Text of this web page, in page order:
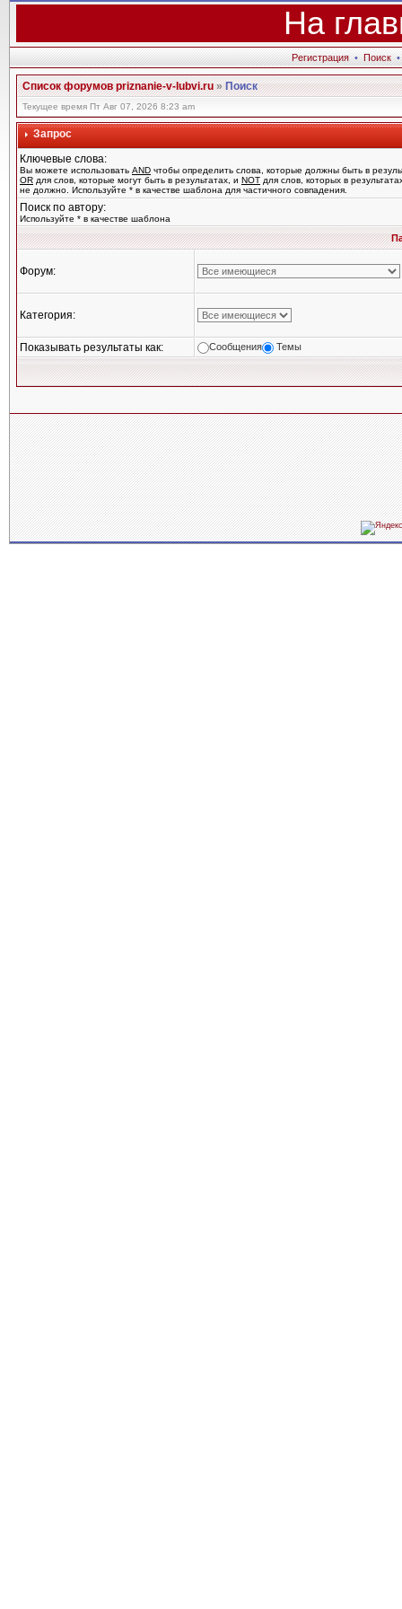
На
Регистрация • Поиск •
Список форумов priznanie-v-lubvi.ru»Поиск
Текущее время Пт Авг 07, 2026 8:23 am
Запрос
Ключевые слова:
Вы можете использовать AND чтобы определить слова, которые должны быть в
OR для слов, которые могут быть в результатах, и NOT для слов, которых в
не должно. Используйте * в качестве шаблона для частичного совпадения.
Поиск по автору:
Используйте * в качестве шаблона
Форум:
Категория:
Показывать результаты как: Сообщения Темы